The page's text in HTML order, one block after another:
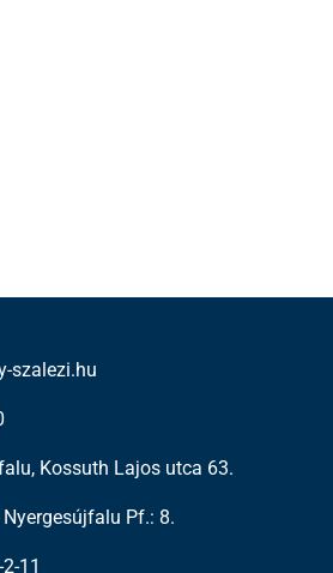
szalezi.hu
Kossuth Lajos utca 63.
Pf.: 8.
11